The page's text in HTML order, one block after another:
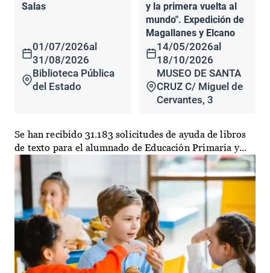
Salas
01/07/2026al
31/08/2026
Biblioteca Pública
del Estado
y la primera vuelta al
mundo". Expedición de
Magallanes y Elcano
14/05/2026al
18/10/2026
MUSEO DE SANTA
CRUZ C/ Miguel de
Cervantes, 3
Se han recibido 31.183 solicitudes de ayuda de libros
de texto para el alumnado de Educación Primaria y...